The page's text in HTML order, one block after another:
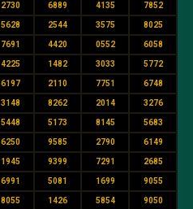
2730 6889 4135 7852
5628 2544 3575 8025
7691 4420 0552 6058
4225 1482 3033 5772
6197 2110 7751 6748
3148 8262 2014 3276
5448 5173 8145 5683
6250 9585 2790 6149
1945 9399 7291 2685
6991 5081 1699 9055
8055 1426 5854 9050